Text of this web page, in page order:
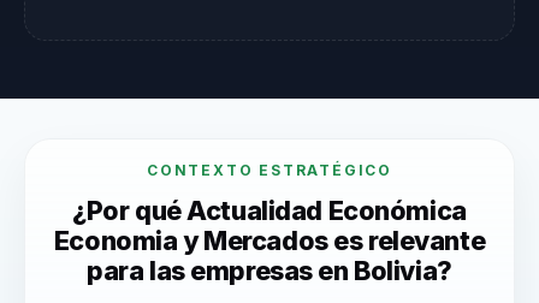
CONTEXTO ESTRATÉGICO
¿Por qué Actualidad Económica
Economia y Mercados es relevante
para las empresas en Bolivia?